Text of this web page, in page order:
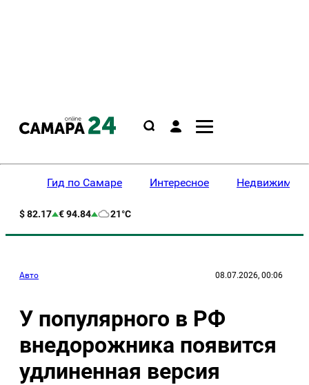
Гид по Самаре Интересное
$ 82.17 € 94.84 21°C
Авто 08.07.2026, 00:06
У популярного в РФ
внедорожника появится
удлиненная версия